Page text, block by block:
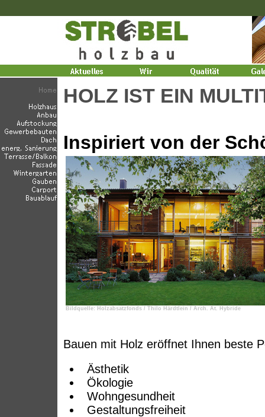
HOLZ IST EIN
Inspiriert von der
Bildquelle: Holzabsatzfonds / Thilo Härdtlein / Arch. At. Hybride
Bauen mit Holz eröffnet Ihnen beste
Ästhetik
Ökologie
Wohngesundheit
Gestaltungsfreiheit